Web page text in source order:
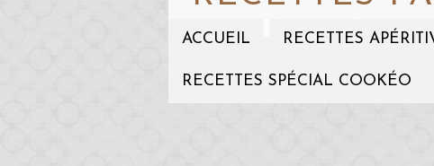
ACCUEIL RECETTES
RECETTES SPÉCIAL COOKÉO